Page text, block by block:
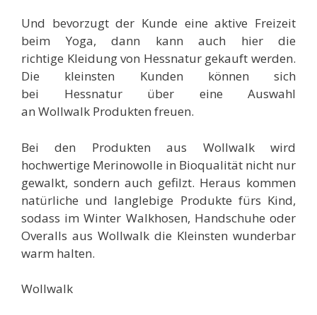
Und bevorzugt der Kunde eine aktive Freizeit
beim Yoga, dann kann auch hier die
richtige Kleidung von Hessnatur gekauft werden.
Die kleinsten Kunden können sich
bei Hessnatur
über eine Auswahl
an Wollwalk Produkten freuen.
Bei den Produkten aus Wollwalk
wird
hochwertige Merinowolle in Bioqualität nicht nur
gewalkt, sondern auch gefilzt. Heraus kommen
natürliche und langlebige Produkte fürs Kind,
sodass im Winter Walkhosen, Handschuhe oder
Overalls aus Wollwalk die Kleinsten wunderbar
warm halten.
Wollwalk